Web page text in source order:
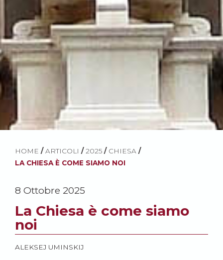
HOME / ARTICOLI / 2025 / CHIESA /
LA CHIESA È COME SIAMO NOI
8 Ottobre 2025
La Chiesa è come siamo
noi
ALEKSEJ UMINSKIJ